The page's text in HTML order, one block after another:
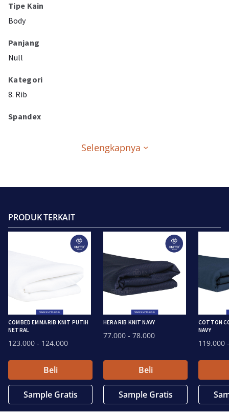
Tipe Kain
Body
Panjang
Null
Kategori
8. Rib
Spandex
Selengkapnya
PRODUK TERKAIT
COMBED EMMA RIB KNIT PUTIH
NETRAL
123.000 - 124.000
Beli
Sample Gratis
HERA RIB KNIT NAVY
77.000 - 78.000
Beli
Sample Gratis
COTTON
NAVY
119.000